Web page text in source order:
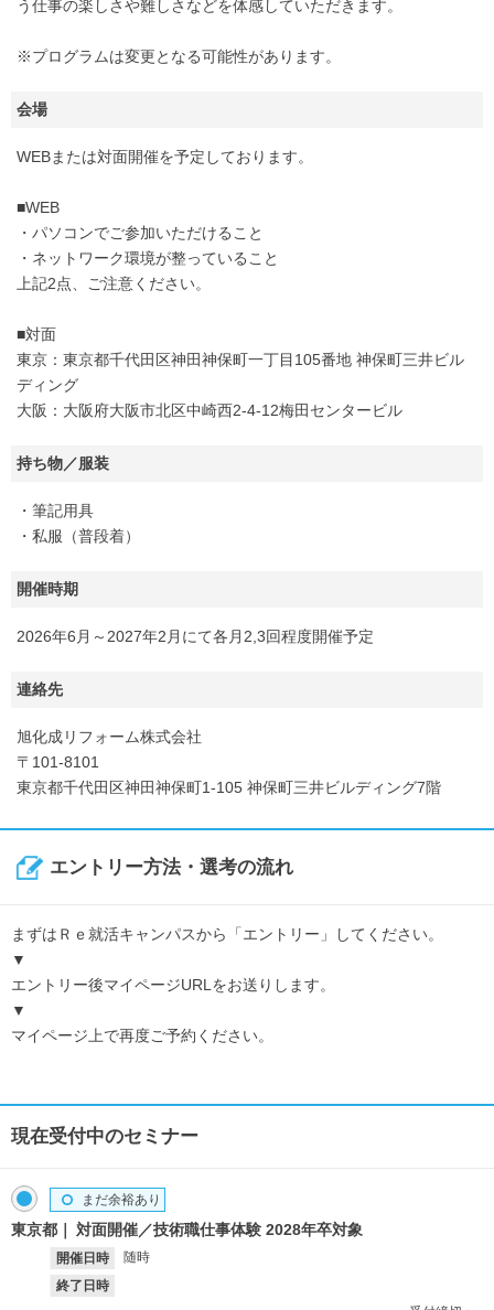
う仕事の楽しさや難しさなどを体感していただきます。
※プログラムは変更となる可能性があります。
会場
WEBまたは対面開催を予定しております。
■WEB
・パソコンでご参加いただけること
・ネットワーク環境が整っていること
上記2点、ご注意ください。
■対面
東京：東京都千代田区神田神保町一丁目105番地 神保町三井ビル
ディング
大阪：大阪府大阪市北区中崎西2-4-12梅田センタービル
持ち物／服装
・筆記用具
・私服（普段着）
開催時期
2026年6月～2027年2月にて各月2,3回程度開催予定
連絡先
旭化成リフォーム株式会社
〒101-8101
東京都千代田区神田神保町1-105 神保町三井ビルディング7階
エントリー方法・選考の流れ
まずはＲｅ就活キャンパスから「エントリー」してください。
▼
エントリー後マイページURLをお送りします。
▼
マイページ上で再度ご予約ください。
現在受付中のセミナー
東京都 対面開催／技術職仕事体験 2028年卒対象
開催日時
随時
終了日時
まだ余裕あり